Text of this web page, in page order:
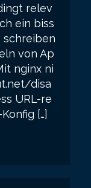
relev
ein biss
schreiben
von Ap
nginx ni
disa
URL-re
[…]